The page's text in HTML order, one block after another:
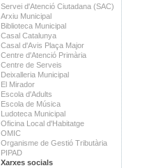
Servei d'Atenció Ciutadana (SAC)
Arxiu Municipal
Biblioteca Municipal
Casal Catalunya
Casal d'Avis Plaça Major
Centre d'Atenció Primària
Centre de Serveis
Deixalleria Municipal
El Mirador
Escola d'Adults
Escola de Música
Ludoteca Municipal
Oficina Local d'Habitatge
OMIC
Organisme de Gestió Tributària
PIPAD
Xarxes socials